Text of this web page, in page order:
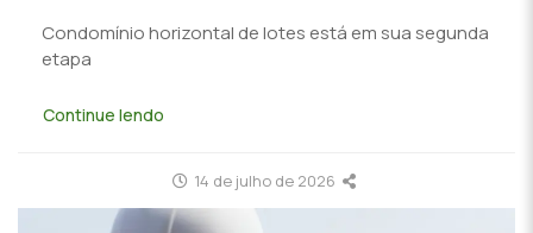
Condomínio horizontal de lotes está em sua segunda
etapa
Continue lendo
14 de julho de 2026